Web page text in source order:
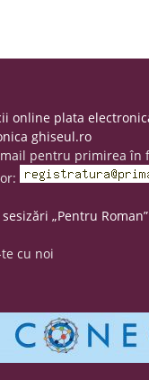
online plata
ghiseul.ro
pentru primirea în
„Pentru Roman”
cu noi